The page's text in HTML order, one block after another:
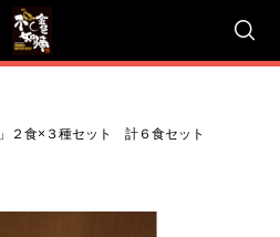
２食×３種セット 計６食セット